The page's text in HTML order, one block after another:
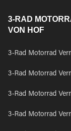
3-RAD
VON HOF
3-Rad Motorrad
3-Rad Motorrad
3-Rad Motorrad
3-Rad Motorrad